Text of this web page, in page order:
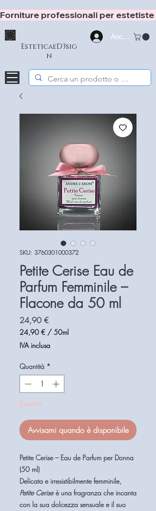
Forniture professionali per
EsteticaeD3sig
n
Accedi
SKU: 3760301000372
Petite Cerise Eau de
Parfum Femminile –
Flacone da 50 ml
24,90 €Prezzo
24,90 € / 50ml
24,90 €
ogni
Millilitri
IVA inclusa
Quantità *
Esaurito
Avvisami quando è disponibile
Petite Cerise – Eau de Parfum per Donna
(50 ml)
Delicata e irresistibilmente femminile,
Petite Ceriseè una fragranza che incanta
con la sua dolcezza sensuale e il suo